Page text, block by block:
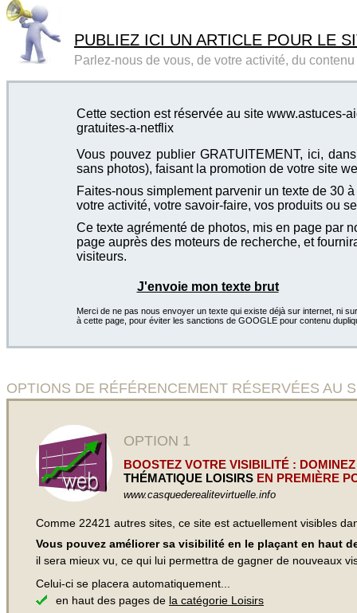
PUBLIEZ ICI UN ARTICLE POUR LE
Parlez-nous de vous, de votre activité, du
Cette section est réservée au site www.astuces-
gratuites-a-netflix
Vous pouvez publier GRATUITEMENT, ici,
sans photos), faisant la promotion de votre site
Faites-nous simplement parvenir un texte de 30
votre activité, votre savoir-faire, vos produits ou
Ce texte agrémenté de photos, mis en page par
page auprès des moteurs de recherche, et
visiteurs.
J'envoie mon texte brut
Merci de ne pas nous envoyer un texte qui existe déjà sur internet, ni
à cette page, pour éviter les sanctions de GOOGLE pour contenu
OPTIONS DE RÉFÉRENCEMENT RÉSERVÉES AU
OPTION 1
BOOSTEZ VOTRE VISIBILITÉ :
THÉMATIQUE LOISIRS EN PREMIÈRE
www.casquederealitevirtuelle.info
Comme 22421 autres sites, ce site est actuellement visibles
Vous pouvez améliorer sa visibilité en le plaçant en haut
il sera mieux vu, ce qui lui permettra de gagner de nouveaux
Celui-ci se placera automatiquement...
en haut des pages de la catégorie Loisirs